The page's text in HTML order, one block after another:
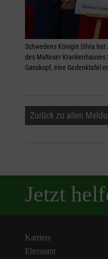
Schwedens Königin Silvia
des Malteser Krankenhauses
Ganskopf, eine Gedenktafel
Zurück zu allen
Jetzt
Karriere
Ehrenamt